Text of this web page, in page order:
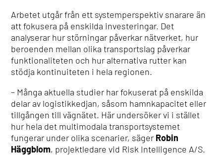
Arbetet utgår från ett systemperspektiv snarare än
att fokusera på enskilda investeringar. Det
analyserar hur störningar påverkar nätverket, hur
beroenden mellan olika transportslag påverkar
funktionaliteten och hur alternativa rutter kan
stödja kontinuiteten i hela regionen.
– Många aktuella studier har fokuserat på enskilda
delar av logistikkedjan, såsom hamnkapacitet eller
tillgången till vägnätet. Här undersöker vi i stället
hur hela det multimodala transportsystemet
fungerar under olika scenarier, säger Robin
Häggblom, projektledare vid Risk Intelligence A/S.